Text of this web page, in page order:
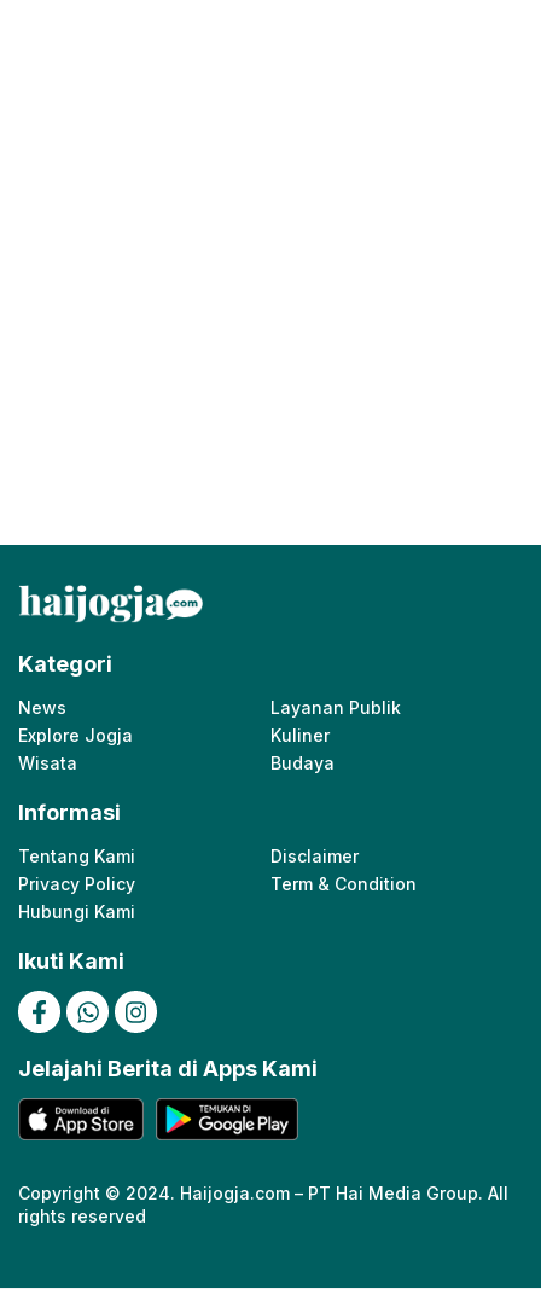
Kategori
News
Layanan Publik
Explore Jogja
Kuliner
Wisata
Budaya
Informasi
Tentang Kami
Disclaimer
Privacy Policy
Term & Condition
Hubungi Kami
Ikuti Kami
Jelajahi Berita di Apps Kami
Copyright © 2024. Haijogja.com – PT Hai Media Group. All
rights reserved